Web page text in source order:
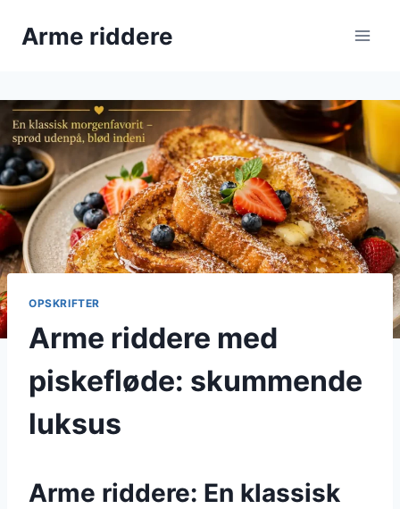
Arme riddere
OPSKRIFTER
Arme riddere med
piskefløde: skummende
luksus
Arme riddere: En klassisk